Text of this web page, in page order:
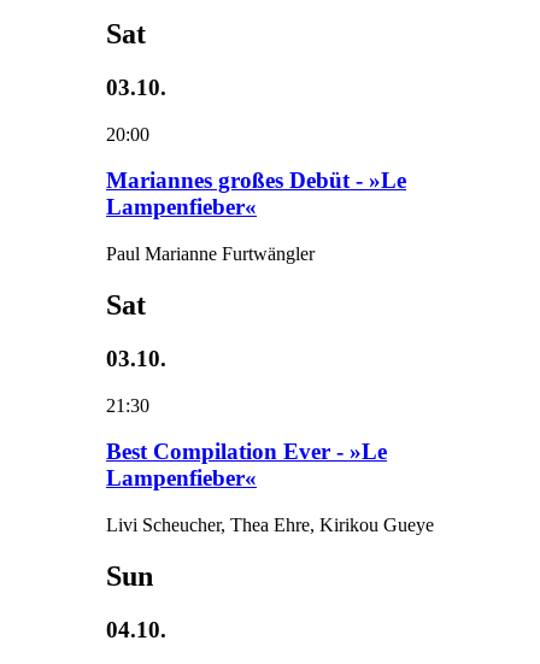
Sat
03.10.
20:00
Mariannes großes Debüt - »Le
Lampenfieber«
Paul Marianne Furtwängler
Sat
03.10.
21:30
Best Compilation Ever - »Le
Lampenfieber«
Livi Scheucher, Thea Ehre, Kirikou Gueye
Sun
04.10.